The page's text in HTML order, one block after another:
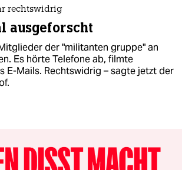
rechtswidrig
ausgeforscht
der "militanten gruppe" an
Es hörte Telefone ab, filmte
E-Mails. Rechtswidrig – sagte jetzt der